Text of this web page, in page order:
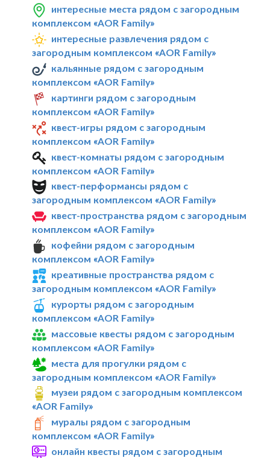
интересные места рядом с загородным
комплексом «AOR Family»
интересные развлечения рядом с
загородным комплексом «AOR Family»
кальянные рядом с загородным
комплексом «AOR Family»
картинги рядом с загородным
комплексом «AOR Family»
квест-игры рядом с загородным
комплексом «AOR Family»
квест-комнаты рядом с загородным
комплексом «AOR Family»
квест-перформансы рядом с
загородным комплексом «AOR Family»
квест-пространства рядом с загородным
комплексом «AOR Family»
кофейни рядом с загородным
комплексом «AOR Family»
креативные пространства рядом с
загородным комплексом «AOR Family»
курорты рядом с загородным
комплексом «AOR Family»
массовые квесты рядом с загородным
комплексом «AOR Family»
места для прогулки рядом с
загородным комплексом «AOR Family»
музеи рядом с загородным комплексом
«AOR Family»
муралы рядом с загородным
комплексом «AOR Family»
онлайн квесты рядом с загородным